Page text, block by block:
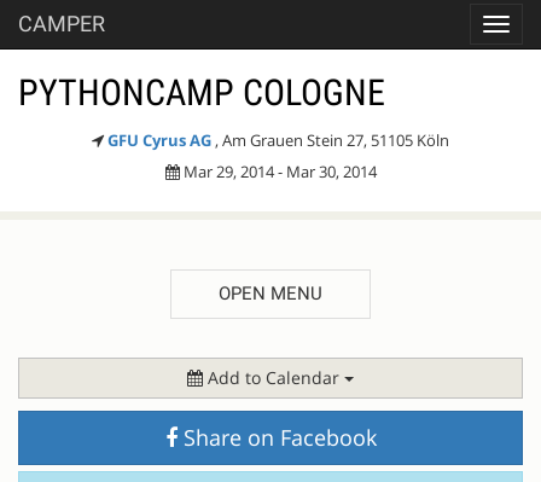
CAMPER
PYTHONCAMP COLOGNE
GFU Cyrus AG , Am Grauen Stein 27, 51105 Köln
Mar 29, 2014 - Mar 30, 2014
OPEN MENU
DESCRIPTION Add to Calendar
Share on Facebook